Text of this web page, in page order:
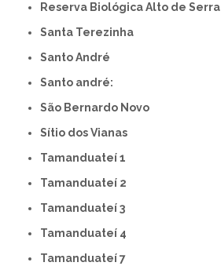
Reserva Biológica Alto de Serra
Santa Terezinha
Santo André
Santo andré:
São Bernardo Novo
Sítio dos Vianas
Tamanduateí 1
Tamanduateí 2
Tamanduateí 3
Tamanduateí 4
Tamanduateí 7